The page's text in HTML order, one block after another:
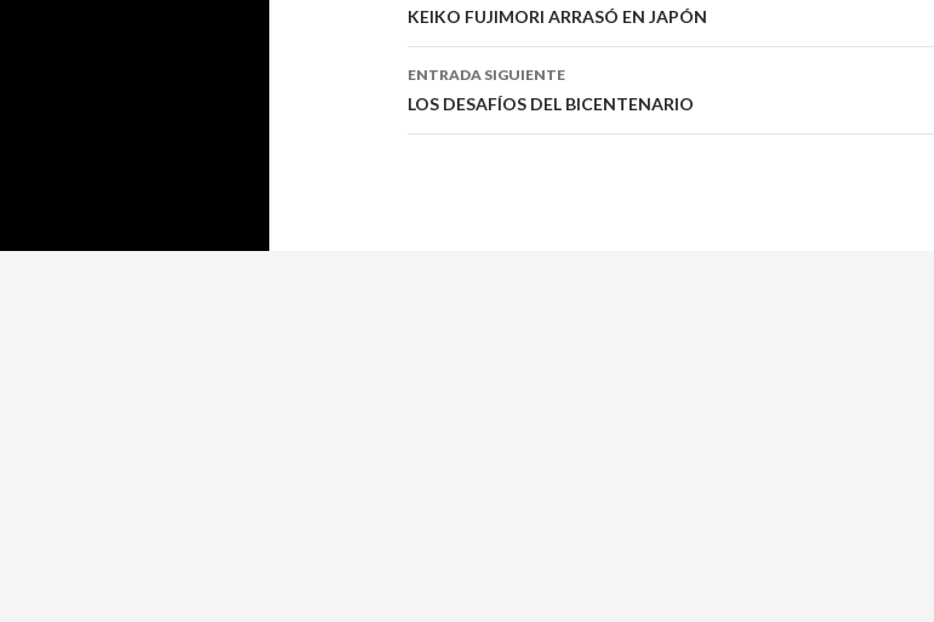
de
entradas
KEIKO FUJIMORI ARRASÓ EN JAPÓN
ENTRADA SIGUIENTE
LOS DESAFÍOS DEL BICENTENARIO